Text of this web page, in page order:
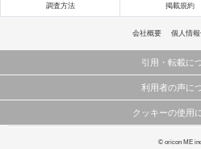
調査方法 掲載規約
会社概要 個人情
引用・転載に
当サイトで公開されている情報（文字、写真、イラ
これらの情報を権利者の許可なく無断転載・複製な
利用者の声に
当サイトに掲載している内容はすべてサービスの利
弊社の見解・ 意見ではないことをご理解いただいた
クッキーの使用
このサイトでは Cookie を使用して、ユーザーに合
© oricon ME